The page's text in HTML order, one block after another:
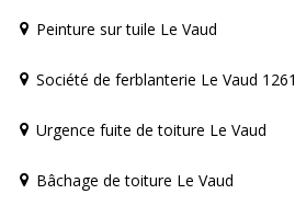
Peinture sur tuile Le Vaud
Société de ferblanterie Le Vaud 1261
Urgence fuite de toiture Le Vaud
Bâchage de toiture Le Vaud